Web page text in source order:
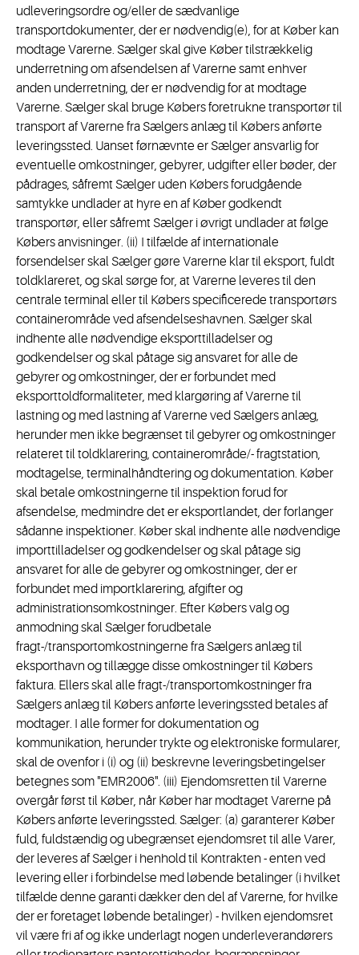
udleveringsordre og/eller de sædvanlige
transportdokumenter, der er nødvendig(e), for at Køber kan
modtage Varerne. Sælger skal give Køber tilstrækkelig
underretning om afsendelsen af Varerne samt enhver
anden underretning, der er nødvendig for at modtage
Varerne. Sælger skal bruge Købers foretrukne transportør til
transport af Varerne fra Sælgers anlæg til Købers anførte
leveringssted. Uanset førnævnte er Sælger ansvarlig for
eventuelle omkostninger, gebyrer, udgifter eller bøder, der
pådrages, såfremt Sælger uden Købers forudgående
samtykke undlader at hyre en af Køber godkendt
transportør, eller såfremt Sælger i øvrigt undlader at følge
Købers anvisninger. (ii) I tilfælde af internationale
forsendelser skal Sælger gøre Varerne klar til eksport, fuldt
toldklareret, og skal sørge for, at Varerne leveres til den
centrale terminal eller til Købers specificerede transportørs
containerområde ved afsendelseshavnen. Sælger skal
indhente alle nødvendige eksporttilladelser og
godkendelser og skal påtage sig ansvaret for alle de
gebyrer og omkostninger, der er forbundet med
eksporttoldformaliteter, med klargøring af Varerne til
lastning og med lastning af Varerne ved Sælgers anlæg,
herunder men ikke begrænset til gebyrer og omkostninger
relateret til toldklarering, containerområde/- fragtstation,
modtagelse, terminalhåndtering og dokumentation. Køber
skal betale omkostningerne til inspektion forud for
afsendelse, medmindre det er eksportlandet, der forlanger
sådanne inspektioner. Køber skal indhente alle nødvendige
importtilladelser og godkendelser og skal påtage sig
ansvaret for alle de gebyrer og omkostninger, der er
forbundet med importklarering, afgifter og
administrationsomkostninger. Efter Købers valg og
anmodning skal Sælger forudbetale
fragt-/transportomkostningerne fra Sælgers anlæg til
eksporthavn og tillægge disse omkostninger til Købers
faktura. Ellers skal alle fragt-/transportomkostninger fra
Sælgers anlæg til Købers anførte leveringssted betales af
modtager. I alle former for dokumentation og
kommunikation, herunder trykte og elektroniske formularer,
skal de ovenfor i (i) og (ii) beskrevne leveringsbetingelser
betegnes som "EMR2006". (iii) Ejendomsretten til Varerne
overgår først til Køber, når Køber har modtaget Varerne på
Købers anførte leveringssted. Sælger: (a) garanterer Køber
fuld, fuldstændig og ubegrænset ejendomsret til alle Varer,
der leveres af Sælger i henhold til Kontrakten - enten ved
levering eller i forbindelse med løbende betalinger (i hvilket
tilfælde denne garanti dækker den del af Varerne, for hvilke
der er foretaget løbende betalinger) - hvilken ejendomsret
vil være fri af og ikke underlagt nogen underleverandørers